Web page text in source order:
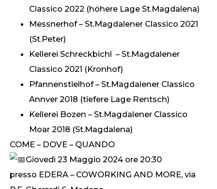
Classico 2022 (höhere Lage St.Magdalena)
Messnerhof – St.Magdalener Classico 2021
(St.Peter)
Kellerei Schreckbichl – St.Magdalener
Classico 2021 (Kronhof)
Pfannenstielhof – St.Magdalener Classico
Annver 2018 (tiefere Lage Rentsch)
Kellerei Bozen – St.Magdalener Classico
Moar 2018 (St.Magdalena)
COME – DOVE – QUANDO
Giovedì 23 Maggio 2024 ore 20:30
presso EDERA – COWORKING AND MORE, via